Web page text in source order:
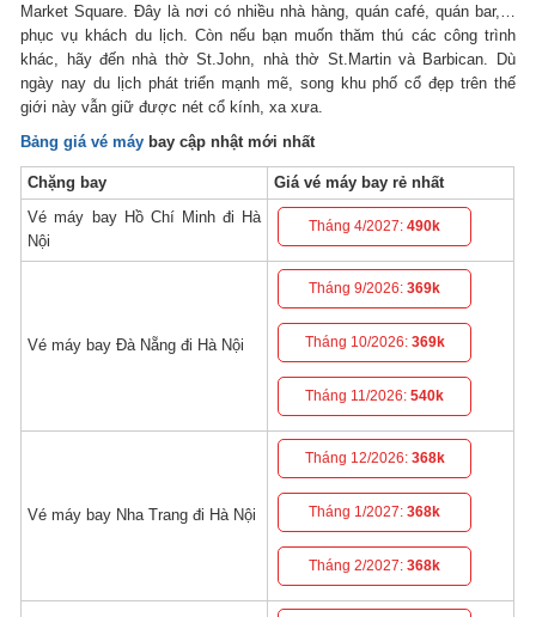
Market Square. Đây là nơi có nhiều nhà hàng, quán café, quán bar,…
phục vụ khách du lịch. Còn nếu bạn muốn thăm thú các công trình
khác, hãy đến nhà thờ St.John, nhà thờ St.Martin và Barbican. Dù
ngày nay du lịch phát triển mạnh mẽ, song khu phố cổ đẹp trên thế
giới này vẫn giữ được nét cổ kính, xa xưa.
Bảng giá vé máy bay cập nhật mới nhất
Chặng bay
Giá vé máy bay rẻ nhất
Vé máy bay Hồ Chí Minh đi Hà
Nội
Tháng 4/2027:490k
Vé máy bay Đà Nẵng đi Hà Nội
Tháng 9/2026:369k
Tháng 10/2026: 369k
Tháng 11/2026:540k
Vé máy bay Nha Trang đi Hà Nội
Tháng 12/2026: 368k
Tháng 1/2027:368k
Tháng 2/2027:368k